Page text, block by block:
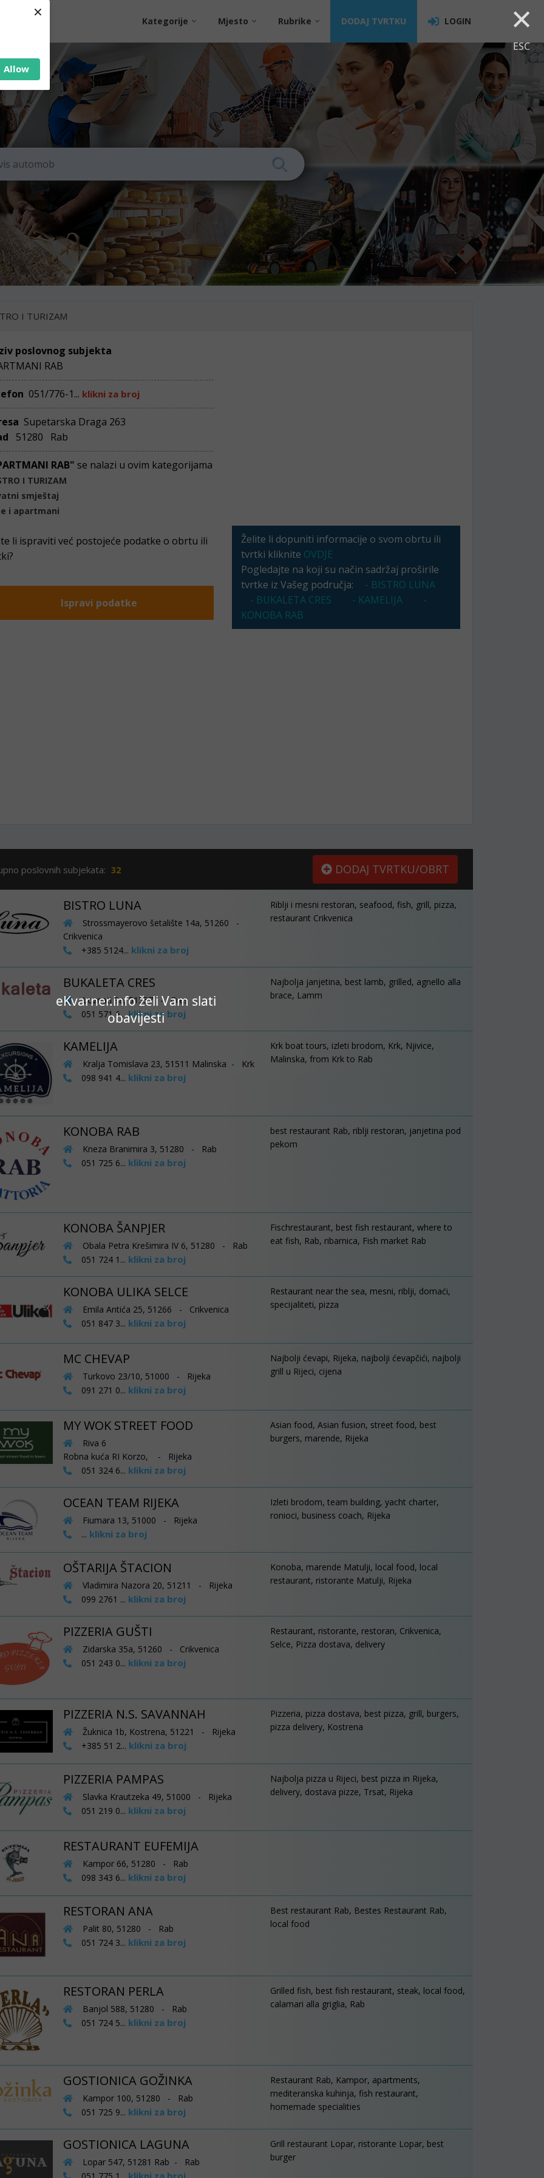
Allow
× ×
ESC
eKvarner.info želi Vam slati
obavijesti
Kategorije Mjesto Rubrike DODAJ TVRTKU LOGIN
I TURIZAM
poslovnog subjekta
RAB
051/776-1... klikni za broj
Supetarska Draga 263
51280 Rab
RAB" se nalazi u ovim kategorijama
I TURIZAM
smještaj
i apartmani
li ispraviti već postojeće podatke o obrtu ili
Ispravi podatke
Želite li dopuniti informacije o svom obrtu ili
tvrtki kliknite OVDJE
Pogledajte na koji su način sadržaj proširile
tvrtke iz Vašeg područja:
- BISTRO LUNA
- BUKALETA CRES
- KAMELIJA
-
KONOBA RAB
poslovnih subjekata: 32 DODAJ TVRTKU/OBRT
BISTRO LUNA
Strossmayerovo šetalište 14a, 51260 -
Crikvenica
+385 5124... klikni za broj
Riblji i mesni restoran, seafood, fish, grill, pizza,
restaurant Crikvenica
BUKALETA CRES
Loznati 9a, 51557 - Cres
051 571 6...klikni za broj
Najbolja janjetina, best lamb, grilled, agnello alla
brace, Lamm
KAMELIJA
Kralja Tomislava 23, 51511 Malinska - Krk
098 941 4... klikni za broj
Krk boat tours, izleti brodom, Krk, Njivice,
Malinska, from Krk to Rab
KONOBA RAB
Kneza Branimira 3, 51280 - Rab
051 725 6... klikni za broj
best restaurant Rab, riblji restoran, janjetina pod
pekom
KONOBA ŠANPJER
Obala Petra Krešimira IV 6, 51280 - Rab
051 724 1... klikni za broj
Fischrestaurant, best fish restaurant, where to
eat fish, Rab, ribarnica, Fish market Rab
KONOBA ULIKA SELCE
Emila Antića 25, 51266 - Crikvenica
051 847 3... klikni za broj
Restaurant near the sea, mesni, riblji, domaći,
specijaliteti, pizza
MC CHEVAP
Turkovo 23/10, 51000 - Rijeka
091 271 0... klikni za broj
Najbolji ćevapi, Rijeka, najbolji ćevapčići, najbolji
grill u Rijeci, cijena
MY WOK STREET FOOD
Riva 6
Robna kuća RI Korzo, - Rijeka
051 324 6... klikni za broj
Asian food, Asian fusion, street food, best
burgers, marende, Rijeka
OCEAN TEAM RIJEKA
Fiumara 13, 51000 - Rijeka
... klikni za broj
Izleti brodom, team building, yacht charter,
ronioci, business coach, Rijeka
OŠTARIJA ŠTACION
Vladimira Nazora 20, 51211 - Rijeka
099 2761 ... klikni za broj
Konoba, marende Matulji, local food, local
restaurant, ristorante Matulji, Rijeka
PIZZERIA GUŠTI
Zidarska 35a, 51260 - Crikvenica
051 243 0... klikni za broj
Restaurant, ristorante, restoran, Crikvenica,
Selce, Pizza dostava, delivery
PIZZERIA N.S. SAVANNAH
Žuknica 1b, Kostrena, 51221 - Rijeka
+385 51 2... klikni za broj
Pizzeria, pizza dostava, best pizza, grill, burgers,
pizza delivery, Kostrena
PIZZERIA PAMPAS
Slavka Krautzeka 49, 51000 - Rijeka
051 219 0... klikni za broj
Najbolja pizza u Rijeci, best pizza in Rijeka,
delivery, dostava pizze, Trsat, Rijeka
RESTAURANT EUFEMIJA
Kampor 66, 51280 - Rab
098 343 6... klikni za broj
RESTORAN ANA
Palit 80, 51280 - Rab
051 724 3... klikni za broj
Best restaurant Rab, Bestes Restaurant Rab,
local food
RESTORAN PERLA
Banjol 588, 51280 - Rab
051 724 5... klikni za broj
Grilled fish, best fish restaurant, steak, local food,
calamari alla griglia, Rab
GOSTIONICA GOŽINKA
Kampor 100, 51280 - Rab
051 725 9... klikni za broj
Restaurant Rab, Kampor, apartments,
mediteranska kuhinja, fish restaurant,
homemade specialities
GOSTIONICA LAGUNA
Lopar 547, 51281 Rab - Rab
Grill restaurant Lopar, ristorante Lopar, best
burger